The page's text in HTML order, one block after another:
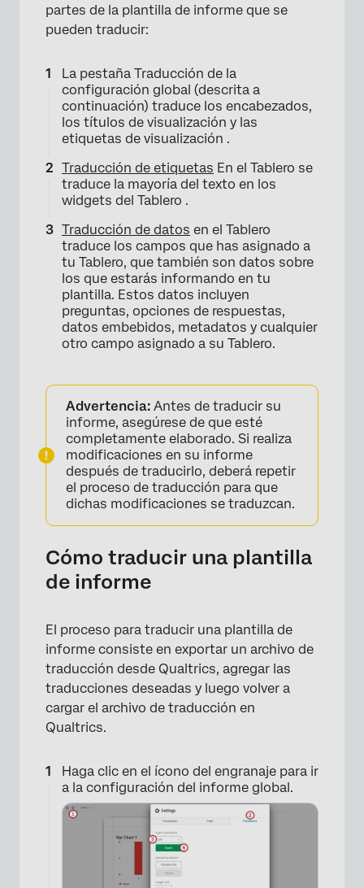
×
partes de la plantilla de informe que se
pueden traducir:
La pestaña Traducción de la
configuración global (descrita a
continuación) traduce los encabezados,
los títulos de visualización y las
etiquetas de visualización .
Traducción de etiquetas En el Tablero se
traduce la mayoría del texto en los
widgets del Tablero .
Traducción de datos en el Tablero
traduce los campos que has asignado a
tu Tablero, que también son datos sobre
los que estarás informando en tu
plantilla. Estos datos incluyen
preguntas, opciones de respuestas,
datos embebidos, metadatos y cualquier
otro campo asignado a su Tablero.
Advertencia: Antes de traducir su
informe, asegúrese de que esté
completamente elaborado. Si realiza
modificaciones en su informe
después de traducirlo, deberá repetir
el proceso de traducción para que
dichas modificaciones se traduzcan.
Cómo traducir una plantilla
de informe
El proceso para traducir una plantilla de
informe consiste en exportar un archivo de
traducción desde Qualtrics, agregar las
traducciones deseadas y luego volver a
cargar el archivo de traducción en
Qualtrics.
Haga clic en el ícono del engranaje para ir
a la configuración del informe global.